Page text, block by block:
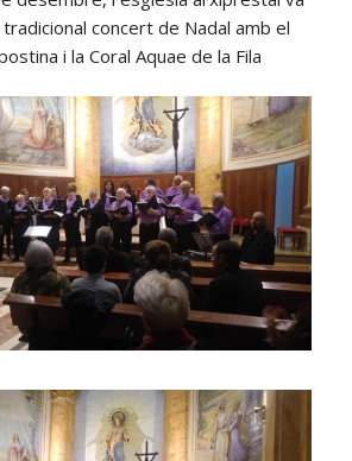
concert de Nadal amb el
i la Coral Aquae de la Fila